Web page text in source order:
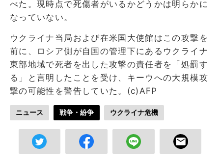
べた。現時点で死傷者がいるかどうかは明らかに
なっていない。
ウクライナ当局および在米国大使館はこの攻撃を
前に、ロシア側が自国の管理下にあるウクライナ
東部地域で死者を出した攻撃の責任者を「処罰す
る」と言明したことを受け、キーウへの大規模攻
撃の可能性を警告していた。(c)AFP
ニュース 戦争・紛争 ウクライナ危機